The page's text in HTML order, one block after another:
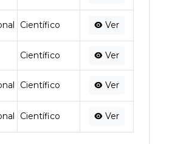
Científico Ver
Científico Ver
Científico Ver
Científico Ver